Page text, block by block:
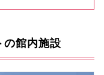
館内施設